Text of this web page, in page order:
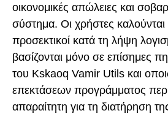
οικονομικές απώλειες και
σύστημα. Οι χρήστες καλούνται
προσεκτικοί κατά τη λήψη
βασίζονται μόνο σε επίσημες
του Kskaoq Vamir Utils και
επεκτάσεων προγράμματος
απαραίτητη για τη διατήρηση